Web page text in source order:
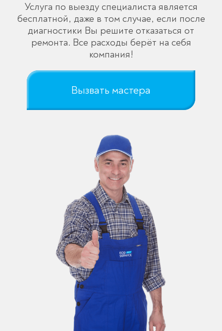
Услуга по выезду специалиста является
бесплатной, даже в том случае, если после
диагностики Вы решите отказаться от
ремонта. Все расходы берёт на себя
компания!
Вызвать мастера